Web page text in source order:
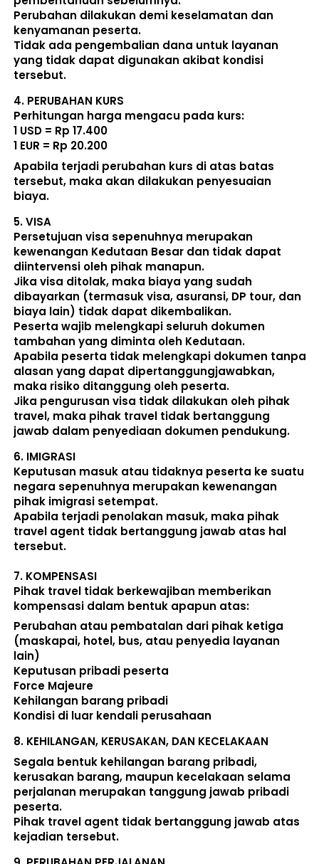
Perubahan dilakukan demi keselamatan dan
kenyamanan peserta.
Tidak ada pengembalian dana untuk layanan
yang tidak dapat digunakan akibat kondisi
tersebut.
4. PERUBAHAN KURS
Perhitungan harga mengacu pada kurs:
1 USD = Rp 17.400
1 EUR = Rp 20.200
Apabila terjadi perubahan kurs di atas batas
tersebut, maka akan dilakukan penyesuaian
biaya.
5. VISA
Persetujuan visa sepenuhnya merupakan
kewenangan Kedutaan Besar dan tidak dapat
diintervensi oleh pihak manapun.
Jika visa ditolak, maka biaya yang sudah
dibayarkan (termasuk visa, asuransi, DP tour, dan
biaya lain) tidak dapat dikembalikan.
Peserta wajib melengkapi seluruh dokumen
tambahan yang diminta oleh Kedutaan.
Apabila peserta tidak melengkapi dokumen tanpa
alasan yang dapat dipertanggungjawabkan,
maka risiko ditanggung oleh peserta.
Jika pengurusan visa tidak dilakukan oleh pihak
travel, maka pihak travel tidak bertanggung
jawab dalam penyediaan dokumen pendukung.
6. IMIGRASI
Keputusan masuk atau tidaknya peserta ke suatu
negara sepenuhnya merupakan kewenangan
pihak imigrasi setempat.
Apabila terjadi penolakan masuk, maka pihak
travel agent tidak bertanggung jawab atas hal
tersebut.
7. KOMPENSASI
Pihak travel tidak berkewajiban memberikan
kompensasi dalam bentuk apapun atas:
Perubahan atau pembatalan dari pihak ketiga
(maskapai, hotel, bus, atau penyedia layanan
lain)
Keputusan pribadi peserta
Force Majeure
Kehilangan barang pribadi
Kondisi di luar kendali perusahaan
8. KEHILANGAN, KERUSAKAN, DAN KECELAKAAN
Segala bentuk kehilangan barang pribadi,
kerusakan barang, maupun kecelakaan selama
perjalanan merupakan tanggung jawab pribadi
peserta.
Pihak travel agent tidak bertanggung jawab atas
kejadian tersebut.